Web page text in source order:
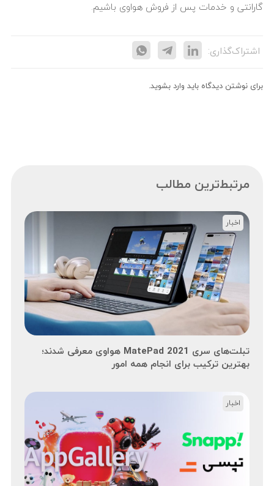
گارانتی و خدمات پس از فروش هواوی باشیم.
اشتراک‌گذاری:
برای نوشتن دیدگاه باید وارد بشوید.
مرتبط‌ترین مطالب
تبلت‌های سری MatePad 2021 هواوی معرفی شدند؛
بهترین ترکیب برای انجام همه امور
اخبار
اخبار